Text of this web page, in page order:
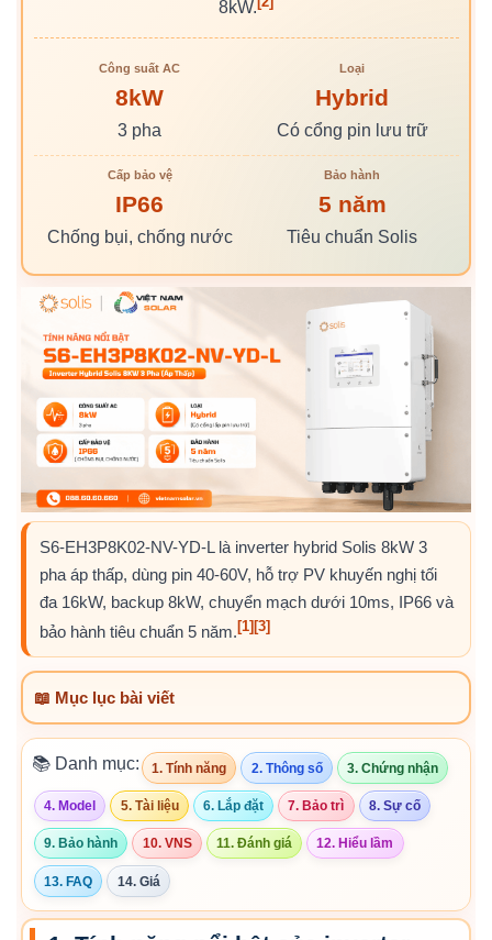
8kW.
Công suất AC
8kW
3 pha
Loại
Hybrid
Có cổng pin lưu trữ
Cấp bảo vệ
IP66
Chống bụi, chống nước
Bảo hành
5 năm
Tiêu chuẩn Solis
S6-EH3P8K02-NV-YD-L là inverter hybrid Solis 8kW 3
pha áp thấp, dùng pin 40-60V, hỗ trợ PV khuyến nghị tối
đa 16kW, backup 8kW, chuyển mạch dưới 10ms, IP66 và
bảo hành tiêu chuẩn 5 năm. [1] [3]
📖 Mục lục bài viết
📚 Danh mục: 1. Tính năng 2. Thông số 3. Chứng nhận
4. Model 5. Tài liệu 6. Lắp đặt 7. Bảo trì 8. Sự cố
9. Bảo hành 10. VNS 11. Đánh giá 12. Hiểu lầm
13. FAQ 14. Giá